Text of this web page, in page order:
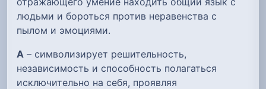
людьми и бороться против неравенства с
пылом и эмоциями.
А – символизирует решительность,
независимость и способность полагаться
исключительно на себя, проявляя